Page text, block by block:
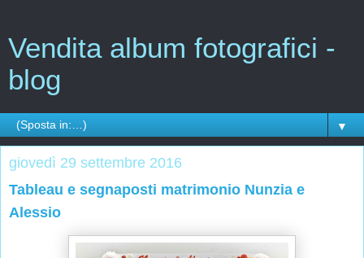
Vendita album fotografici -
blog
▼
giovedì 29 settembre 2016
Tableau e segnaposti matrimonio Nunzia e
Alessio